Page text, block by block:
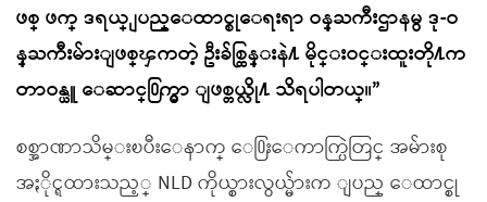
ဖစ္ ဖက္ ဒရယ္ ျပည္ေထာင္စုေရးရာ ဝန္ႀကီးဌာနမွ ဒု-ဝ
န္ႀကီးမ်ားျဖစ္ၾကတဲ့ ဦးခ်စ္ထြန္းနဲ႔ မိုင္းဝင္းထူးတို႔က
တာဝန္ယူ ေဆာင္႐ြက္မွာ ျဖစ္တယ္လို႔ သိရပါတယ္။”
စစ္အာဏာသိမ္းၿပီးေနာက္ ေ႐ြးေကာက္ပြဲတြင္ အမ်ားစု
အႏိုင္ရထားသည့္ NLD ကိုယ္စားလွယ္မ်ားက ျပည္ ေထာင္စု